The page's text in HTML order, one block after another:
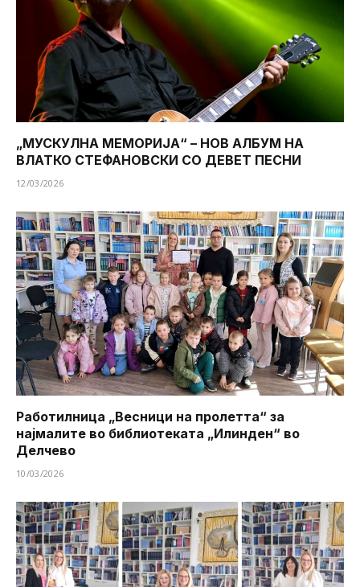
„МУСКУЛНА МЕМОРИЈА“ – НОВ АЛБУМ НА
ВЛАТКО СТЕФАНОВСКИ СО ДЕВЕТ ПЕСНИ
12/03/2026
Работилница „Весници на пролетта“ за
најмалите во библиотеката „Илинден“ во
Делчево
10/03/2026